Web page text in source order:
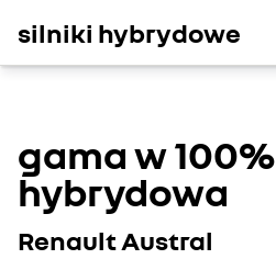
silniki hybrydowe
gama w 100%
hybrydowa
Renault Austral